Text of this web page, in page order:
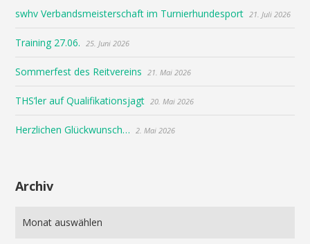
swhv Verbandsmeisterschaft im Turnierhundesport 21. Juli 2026
Training 27.06. 25. Juni 2026
Sommerfest des Reitvereins 21. Mai 2026
THS’ler auf Qualifikationsjagt 20. Mai 2026
Herzlichen Glückwunsch… 2. Mai 2026
Archiv